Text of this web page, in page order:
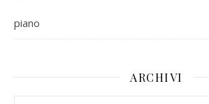
piano
ARCHIVI